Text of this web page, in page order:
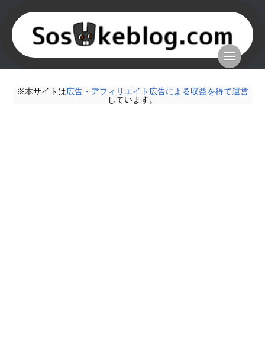
※本サイトは広告・アフィリエイト広告による収益を得て運営
しています。